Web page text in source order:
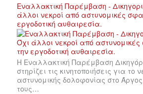
Εναλλακτική Παρέμβαση -
άλλοι νεκροί από αστυνομικές
εργοδοτική αυθαιρεσία.
Η Εναλλακτική Παρέμβαση
στηρίζει τις κινητοποιήσεις για το
αστυνομικής δολοφονίας στο
τους…